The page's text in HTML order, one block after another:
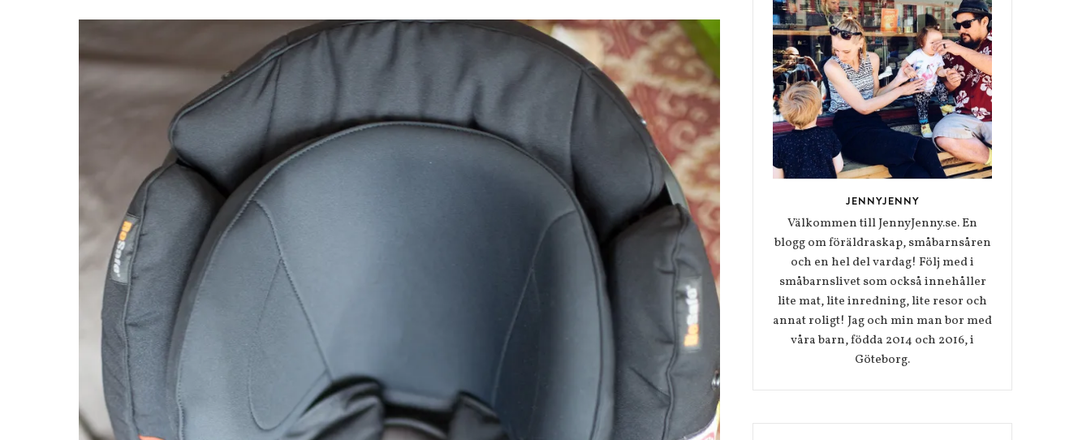
JENNYJENNY
Välkommen till JennyJenny.se. En
blogg om föräldraskap, småbarnsåren
och en hel del vardag! Följ med i
småbarnslivet som också innehåller
lite mat, lite inredning, lite resor och
annat roligt! Jag och min man bor med
våra barn, födda 2014 och 2016, i
Göteborg.